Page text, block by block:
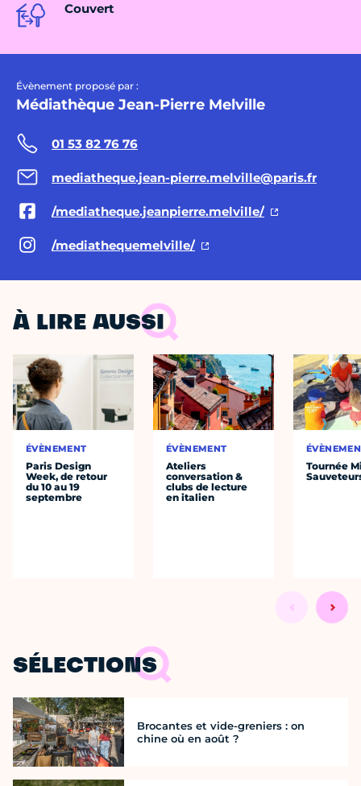
Couvert
Évènement proposé par :
Médiathèque Jean-Pierre Melville
01 53 82 76 76
mediatheque.jean-pierre.melville@paris.fr
/mediatheque.jeanpierre.melville/
/mediathequemelville/
À LIRE AUSSI
ÉVÈNEMENT
Paris Design
Week, de retour
du 10 au 19
septembre
ÉVÈNEMENT
Ateliers
conversation &
clubs de lecture
en italien
Tournée
SÉLECTIONS
Brocantes et vide-greniers : on
chine où en août ?